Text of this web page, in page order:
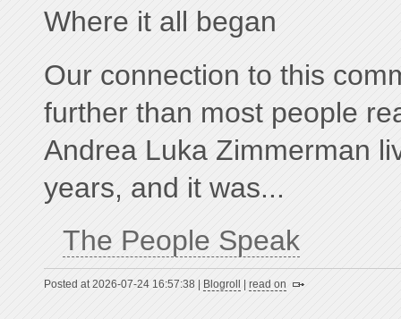
Where it all began
Our connection to this
further than most people
Andrea Luka Zimmerman
years, and it was...
The People Speak
Posted at 2026-07-24 16:57:38 | Blogroll read on